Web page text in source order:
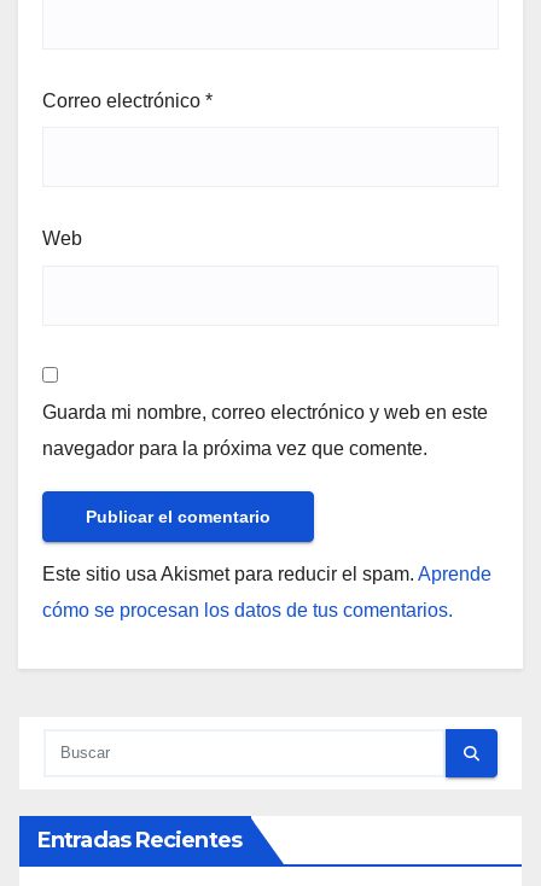
Correo electrónico *
Web
Guarda mi nombre, correo electrónico y web en este
navegador para la próxima vez que comente.
Este sitio usa Akismet para reducir el spam. Aprende
cómo se procesan los datos de tus comentarios.
Entradas Recientes